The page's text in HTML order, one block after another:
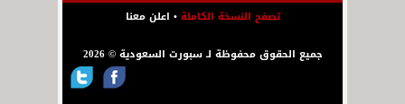
تصفح النسخة الكاملة• اعلن معنا
جميع الحقوق محفوظة لـ سبورت السعودية © 2026